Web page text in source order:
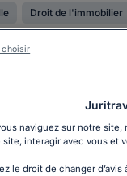
Droit de l'immobilier
naviguez sur notre
site, interagir avec vous et
le droit de changer
choisir